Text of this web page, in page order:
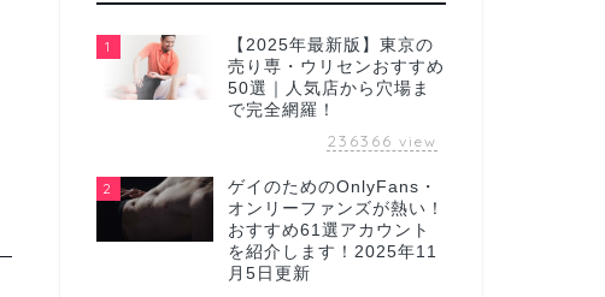
1
【2025年最新版】東京の
売り専・ウリセンおすすめ
50選｜人気店から穴場ま
で完全網羅！
236366 view
2
ゲイのためのOnlyFans・
オンリーファンズが熱い！
おすすめ61選アカウント
を紹介します！2025年11
月5日更新